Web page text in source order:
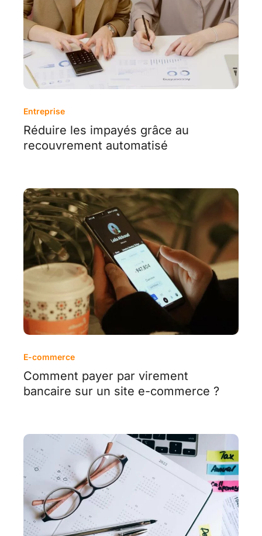
Réduire les impayés grâce au
recouvrement automatisé
Entreprise
Comment payer par virement
bancaire sur un site e-commerce ?
E-commerce